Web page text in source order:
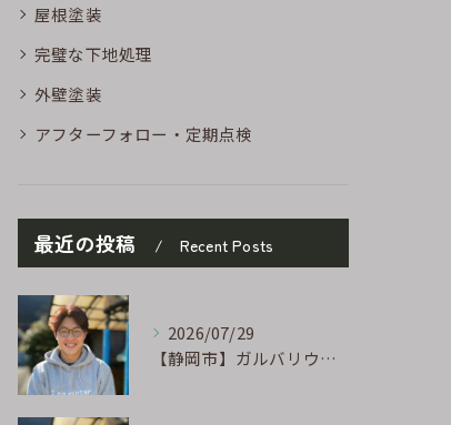
屋根塗装
完璧な下地処理
外壁塗装
アフターフォロー・定期点検
最近の投稿 Recent Posts
2026/07/29
【静岡市】ガルバリウム外壁のサビ補修｜タッチアップ塗装の手順を職人が解説